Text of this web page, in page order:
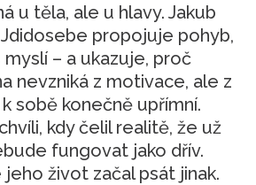
u těla, ale u hlavy. Jakub
propojuje pohyb,
– a ukazuje, proč
nevzniká z motivace, ale z
sobě konečně upřímní.
kdy čelil realitě, že už
fungovat jako dřív.
život začal psát jinak.